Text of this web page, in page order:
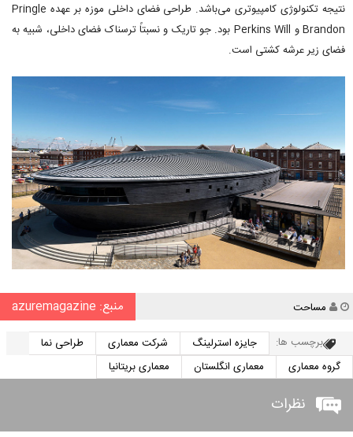
نتیجه تکنولوژی کامپیوتری می‌باشد. طراحی فضای داخلی موزه بر عهده Pringle
Brandon و Perkins Will بود. جو تاریک و نسبتاً ترسناک فضای داخلی، شبیه به
فضای زیر عرشه کشتی است.
نویسنده
مساحت منبع: azuremagazine
برچسب ها: جایزه استرلینگ شرکت معماری
طراحی نما
گروه معماری
معماری انگلستان معماری بریتانیا
نظرات